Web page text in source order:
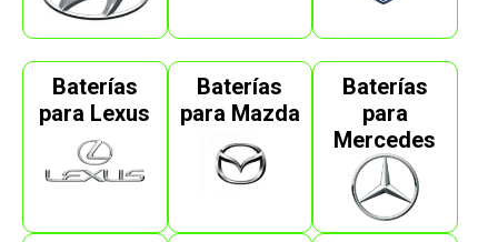
Baterías
para Lexus
Baterías
para Mazda
Baterías
para
Mercedes